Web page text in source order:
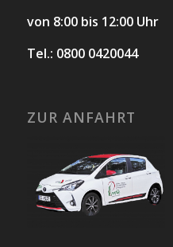
von 8:00 bis 12:00 Uhr
Tel.: 0800 0420044
ZUR ANFAHRT